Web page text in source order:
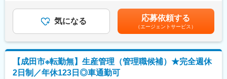
の国内シェアはトップクラスで、大手スーパーなどで販売されて
います。以前はOEM生産が中心でしたが、テレビCMの放送や自
社製品の開発に注力することで、確かな美山ブランドを確立して
います。また、時代のニーズに合わせた自社製品の開発に注力し
ているため、業界に先駆け韓国に合弁会社を設立しました。本場
韓国の味の提供を素早く実現できることも当社の強みです。
の監査
◎輸入品の対応
【大手スーパーへも多数納品！弊社製品について】
取扱商品は人気の「イチオシキムチ」「尹家のキムチ」を始めと
回（7月・12月）賃金はあくまでも目安の金額であり、選考を通
じて上下する可能性があります。月給(月額)は固定手当を含めた表
記です。
気になる 応募依頼する
（エージェントサービス）
【成田市※転勤無】生産管理（管理職候補）★完全週休
2日制／年休123日◎車通勤可